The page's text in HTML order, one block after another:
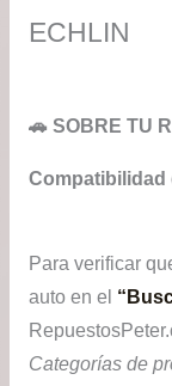
ECHLIN
🚗 SOBRE TU
Compatibilidad
Para verificar
auto en el
Categorías de